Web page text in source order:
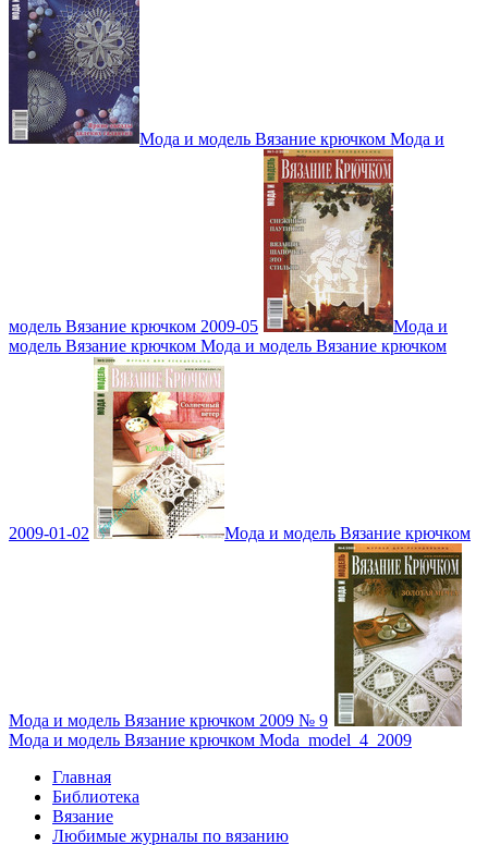
Мода и модель Вязание крючком Мода и
модель Вязание крючком 2009-05
Мода и
модель Вязание крючком Мода и модель Вязание крючком
2009-01-02 Мода и модель Вязание крючком
Мода и модель Вязание крючком 2009 № 9
Мода и модель Вязание крючком Moda_model_4_2009
Главная
Библиотека
Вязание
Любимые журналы по вязанию